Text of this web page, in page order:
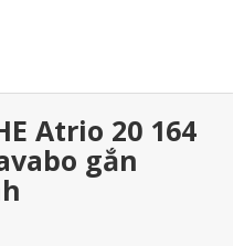
Atrio 20 164
gắn